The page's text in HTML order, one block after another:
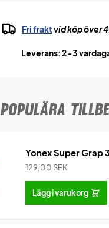
Fri fraktvid köp över
Leverans: 2-3
POPULÄRA
Yonex Super Grap
129,00 SEK
Lägg i varukorg